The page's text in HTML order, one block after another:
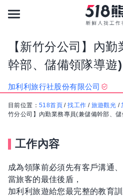
【新竹分公司】內
幹部、儲備領隊導遊)
加利利旅行社股份有限公司
目前位置： 518首頁 /找工作 / 旅遊觀光 /
竹分公司】內勤業務專員(兼儲備幹部、
工作內容
成為領隊前必須先有客戶溝通
當旅客的最佳後盾，
加利利旅遊給您最完整的教育訓